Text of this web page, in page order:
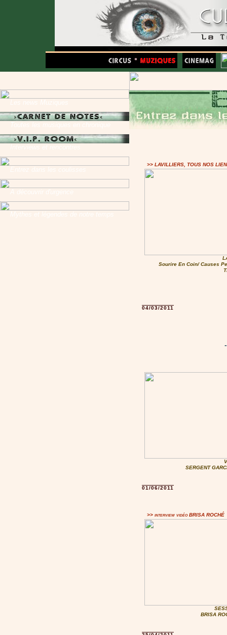
>> LAVILLIERS, TOUS NOS
Sourire En Coin/ Causes
04/03/2011
SERGENT
01/06/2011
>> interview vidéo BRISA ROCHÉ
BRISA